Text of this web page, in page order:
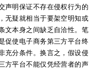
声明保证不存在侵权行为的
无疑就相当于要架空明知或
文本身之间缺乏自洽性。笔
促使电子商务第三方平台终
充分条件。换言之，假设侵
方平台不能仅凭经营者的声